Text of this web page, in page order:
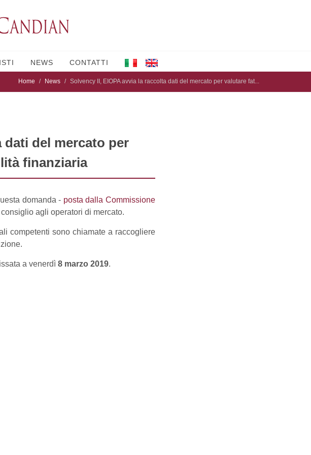
NEWS CONTATTI
Home News Solvency II, EIOPA avvia la raccolta dati del mercato per valutare fat...
dati del mercato per
finanziaria
domanda - posta dalla Commissione
agli operatori di mercato.
competenti sono chiamate a raccogliere
a venerdì 8 marzo 2019.